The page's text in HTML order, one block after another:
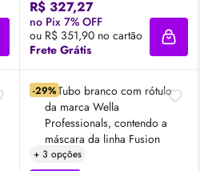
à sacola
R$ 327,27
no Pix 7% OFF
ou R$ 351,90 no cartão
Frete Grátis
-29%
+ 3 opções